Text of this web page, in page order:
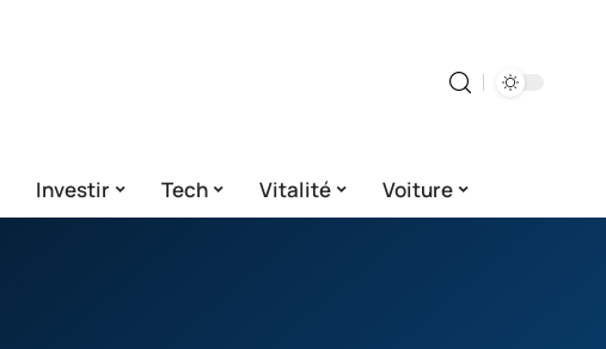
Investir Tech Vitalité Voiture